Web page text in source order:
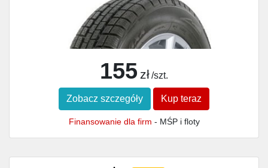
155 zł /szt.
Zobacz szczegóły Kup teraz
Finansowanie dla firm - MŚP i floty